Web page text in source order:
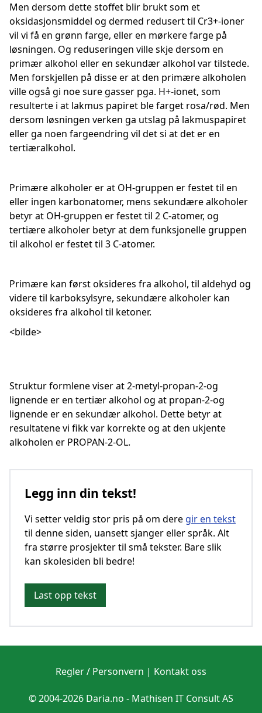
Men dersom dette stoffet blir brukt som et
oksidasjonsmiddel og dermed redusert til Cr3+-ioner
vil vi få en grønn farge, eller en mørkere farge på
løsningen. Og reduseringen ville skje dersom en
primær alkohol eller en sekundær alkohol var tilstede.
Men forskjellen på disse er at den primære alkoholen
ville også gi noe sure gasser pga. H+-ionet, som
resulterte i at lakmus papiret ble farget rosa/rød. Men
dersom løsningen verken ga utslag på lakmuspapiret
eller ga noen fargeendring vil det si at det er en
tertiæralkohol.
Primære alkoholer er at OH-gruppen er festet til en
eller ingen karbonatomer, mens sekundære alkoholer
betyr at OH-gruppen er festet til 2 C-atomer, og
tertiære alkoholer betyr at dem funksjonelle gruppen
til alkohol er festet til 3 C-atomer.
Primære kan først oksideres fra alkohol, til aldehyd og
videre til karboksylsyre, sekundære alkoholer kan
oksideres fra alkohol til ketoner.
<bilde>
Struktur formlene viser at 2-metyl-propan-2-og
lignende er en tertiær alkohol og at propan-2-og
lignende er en sekundær alkohol. Dette betyr at
resultatene vi fikk var korrekte og at den ukjente
alkoholen er PROPAN-2-OL.
Legg inn din tekst!
Vi setter veldig stor pris på om dere gir en tekst
til denne siden, uansett sjanger eller språk. Alt
fra større prosjekter til små tekster. Bare slik
kan skolesiden bli bedre!
Last opp tekst
Regler / Personvern | Kontakt oss
© 2004-2026 Daria.no - Mathisen IT Consult AS